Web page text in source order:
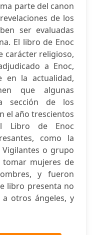
parte del canon
de los
ser evaluadas
El libro de Enoc
carácter religioso,
a Enoc,
en la actualidad,
que algunas
sección de los
el año trescientos
Libro de Enoc
como la
o grupo
tomar mujeres de
y fueron
libro presenta no
otros ángeles, y